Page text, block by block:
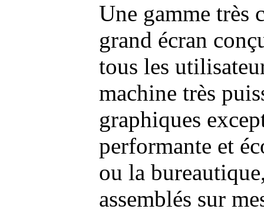
Une gamme très
grand écran
tous les
machine très
graphiques
performante et
ou la
assemblés sur